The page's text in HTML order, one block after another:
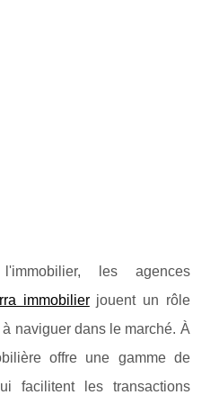
les agences
immobilierjouent un rôle
naviguer dans le marché. À
offre une gamme de
facilitent les transactions